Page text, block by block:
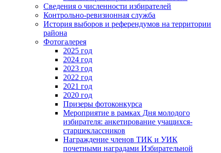
Сведения о численности избирателей
Контрольно-ревизионная служба
История выборов и референдумов на территории
района
Фотогалерея
2025 год
2024 год
2023 год
2022 год
2021 год
2020 год
Призеры фотоконкурса
Мероприятие в рамках Дня молодого
избирателя: анкетирование учащихся-
старшеклассников
Награждение членов ТИК и УИК
почетными наградами Избирательной